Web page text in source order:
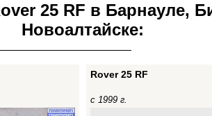
25 RF в Барнауле,
Новоалтайске:
Rover 25 RF
с 1999 г.